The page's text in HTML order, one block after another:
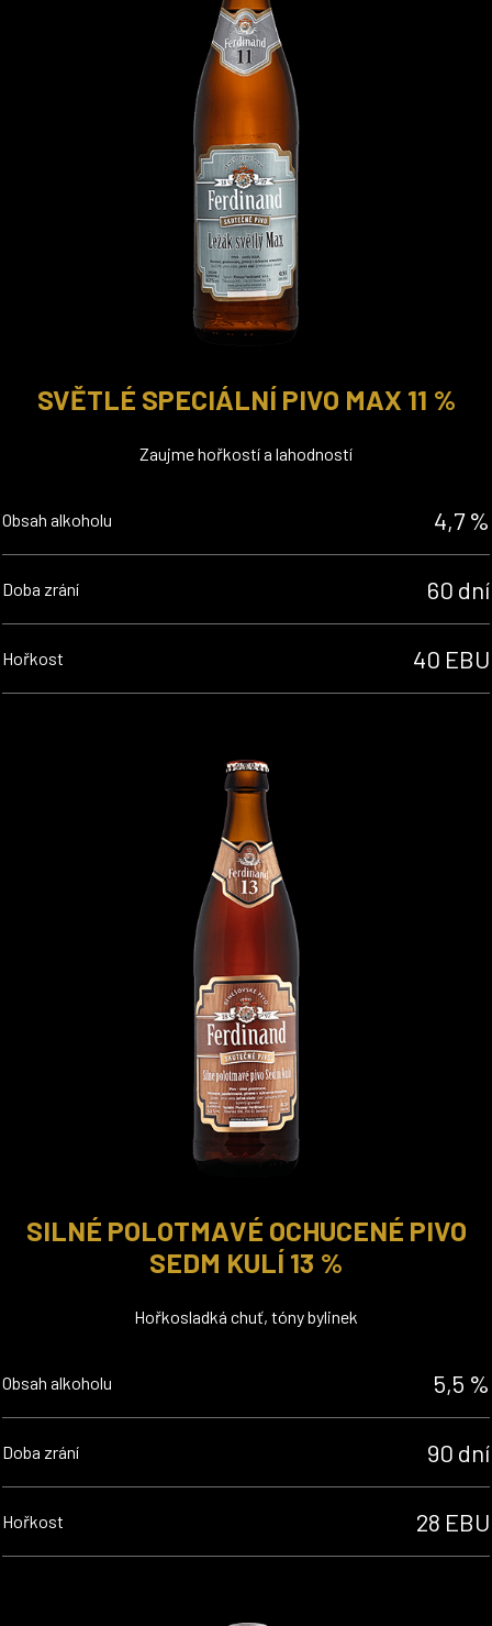
SVĚTLÉ SPECIÁLNÍ PIVO MAX 11 %
Zaujme hořkostí a lahodností
Obsah alkoholu 4,7 %
Doba zrání 60 dní
Hořkost 40 EBU
SILNÉ POLOTMAVÉ OCHUCENÉ PIVO
SEDM KULÍ 13 %
Hořkosladká chuť, tóny bylinek
Obsah alkoholu 5,5 %
Doba zrání 90 dní
Hořkost 28 EBU